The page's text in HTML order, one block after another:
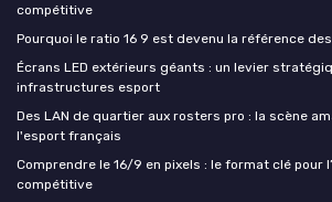
compétitive
Pourquoi le ratio 16 9 est devenu la référence
Écrans LED extérieurs géants : un levier
infrastructures esport
Des LAN de quartier aux rosters pro : la scène
l'esport français
Comprendre le 16/9 en pixels : le format clé pour
compétitive